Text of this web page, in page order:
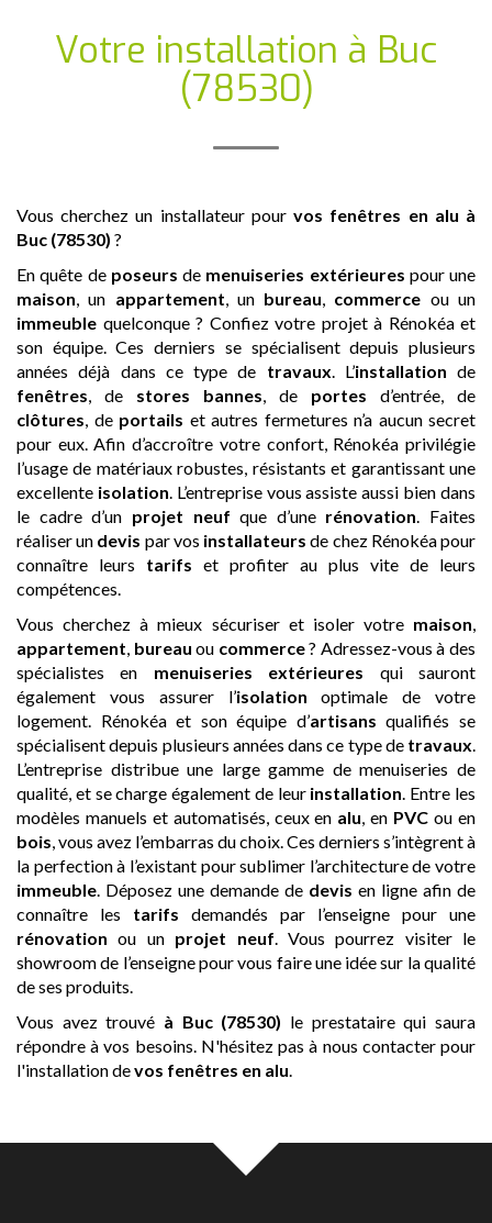
Votre installation à Buc
(78530)
Vous cherchez un installateur pourvos fenêtres en alu à
Buc (78530) ?
En quête de poseurs de menuiseries extérieures pour une
maison , un appartement , un bureau commerce ou un
immeuble quelconque ? Confiez votre projet à Rénokéa et
son équipe. Ces derniers se spécialisent depuis plusieurs
années déjà dans ce type de travaux . L’installation de
fenêtres , de stores bannes , de portes d’entrée, de
clôtures , de portails et autres fermetures n’a aucun secret
pour eux. Afin d’accroître votre confort, Rénokéa privilégie
l’usage de matériaux robustes, résistants et garantissant une
excellente isolation . L’entreprise vous assiste aussi bien dans
le cadre d’un projet neuf que d’une rénovation . Faites
réaliser un devis par vos installateurs de chez Rénokéa pour
connaître leurs tarifs et profiter au plus vite de leurs
compétences.
Vous cherchez à mieux sécuriser et isoler votre maison
appartement bureau ou commerce? Adressez-vous à des
spécialistes en menuiseries extérieures qui sauront
également vous assurer l’isolation optimale de votre
logement. Rénokéa et son équipe d’artisans qualifiés se
spécialisent depuis plusieurs années dans ce type de travaux
L’entreprise distribue une large gamme de menuiseries de
qualité, et se charge également de leur installation . Entre les
modèles manuels et automatisés, ceux en alu , en PVC ou en
bois , vous avez l’embarras du choix. Ces derniers s’intègrent à
la perfection à l’existant pour sublimer l’architecture de votre
immeuble . Déposez une demande de devis en ligne afin de
connaître les tarifs demandés par l’enseigne pour une
rénovation ou un projet neuf . Vous pourrez visiter le
showroom de l’enseigne pour vous faire une idée sur la qualité
de ses produits.
Vous avez trouvé à Buc (78530) le prestataire qui saura
répondre à vos besoins. N'hésitez pas à nous contacter pour
l'installation devos fenêtres en alu